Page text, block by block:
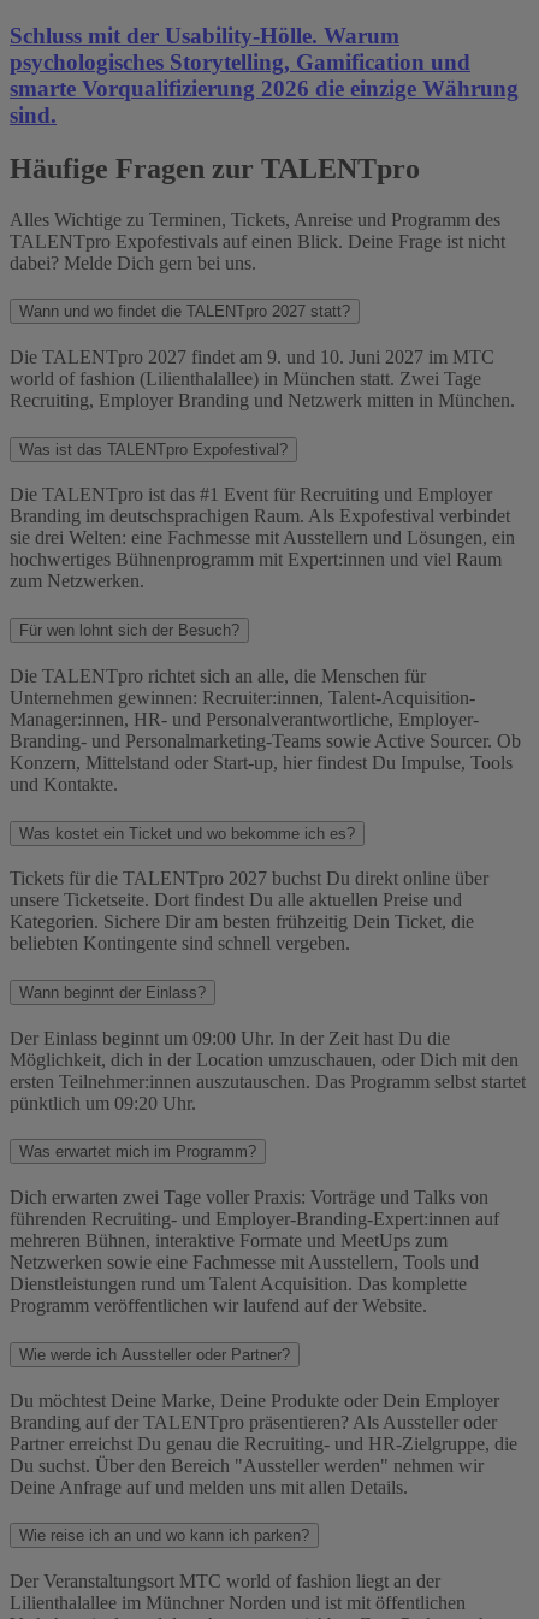
Schluss mit der Usability-Hölle. Warum
psychologisches Storytelling, Gamification und
smarte Vorqualifizierung 2026 die einzige Währung
sind.
Häufige Fragen zur TALENTpro
Alles Wichtige zu Terminen, Tickets, Anreise und Programm des
TALENTpro Expofestivals auf einen Blick. Deine Frage ist nicht
dabei? Melde Dich gern bei uns.
Wann und wo findet die TALENTpro 2027 statt?
Die TALENTpro 2027 findet am 9. und 10. Juni 2027 im MTC
world of fashion (Lilienthalallee) in München statt. Zwei Tage
Recruiting, Employer Branding und Netzwerk mitten in München.
Was ist das TALENTpro Expofestival?
Die TALENTpro ist das #1 Event für Recruiting und Employer
Branding im deutschsprachigen Raum. Als Expofestival verbindet
sie drei Welten: eine Fachmesse mit Ausstellern und Lösungen, ein
hochwertiges Bühnenprogramm mit Expert:innen und viel Raum
zum Netzwerken.
Für wen lohnt sich der Besuch?
Die TALENTpro richtet sich an alle, die Menschen für
Unternehmen gewinnen: Recruiter:innen, Talent-Acquisition-
Manager:innen, HR- und Personalverantwortliche, Employer-
Branding- und Personalmarketing-Teams sowie Active Sourcer. Ob
Konzern, Mittelstand oder Start-up, hier findest Du Impulse, Tools
und Kontakte.
Was kostet ein Ticket und wo bekomme ich es?
Tickets für die TALENTpro 2027 buchst Du direkt online über
unsere Ticketseite. Dort findest Du alle aktuellen Preise und
Kategorien. Sichere Dir am besten frühzeitig Dein Ticket, die
beliebten Kontingente sind schnell vergeben.
Wann beginnt der Einlass?
Der Einlass beginnt um 09:00 Uhr. In der Zeit hast Du die
Möglichkeit, dich in der Location umzuschauen, oder Dich mit den
ersten Teilnehmer:innen auszutauschen. Das Programm selbst startet
pünktlich um 09:20 Uhr.
Was erwartet mich im Programm?
Dich erwarten zwei Tage voller Praxis: Vorträge und Talks von
führenden Recruiting- und Employer-Branding-Expert:innen auf
mehreren Bühnen, interaktive Formate und MeetUps zum
Netzwerken sowie eine Fachmesse mit Ausstellern, Tools und
Dienstleistungen rund um Talent Acquisition. Das komplette
Programm veröffentlichen wir laufend auf der Website.
Wie werde ich Aussteller oder Partner?
Du möchtest Deine Marke, Deine Produkte oder Dein Employer
Branding auf der TALENTpro präsentieren? Als Aussteller oder
Partner erreichst Du genau die Recruiting- und HR-Zielgruppe, die
Du suchst. Über den Bereich "Aussteller werden" nehmen wir
Deine Anfrage auf und melden uns mit allen Details.
Wie reise ich an und wo kann ich parken?
Der Veranstaltungsort MTC world of fashion liegt an der
Lilienthalallee im Münchner Norden und ist mit öffentlichen